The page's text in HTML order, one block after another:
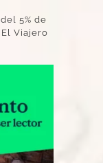
5% de
Viajero